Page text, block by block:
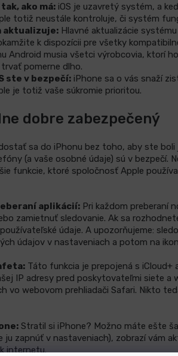
ako má: iOS je uzavretý systém, a
totiž neustále kontroluje, či systém
aktualizuje: Hlavné aktualizácie
k dispozícii pre všetky
Android musia všetci výrobcovia, ktorí
pomerne dlho.
ste v bezpečí: iPhone sa o vás snaží
je totiž vaše súkromie prioritou.
dobre zabezpečený
sa do iPhonu bez toho, aby ste
(a vaše osobné údaje) sú v bezpečí.
funkcie, ktoré spoločnosť Apple
aplikácií: Pri každom preberaní
zamietnuť sledovanie. Ak sa
údaje. A upozorňujeme:
údajov v nastaveniach a potom na
Táto funkcia je prepojená s iCloud+
IP adresy pred poskytovateľmi siete
vo webovom prehliadači Safari. Nikto
Stratil si iPhone? Možno máte ešte
ju zapnúť v nastaveniach), zobrazí vám
internetu.